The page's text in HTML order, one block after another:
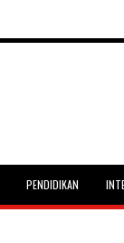
PENDIDIKAN